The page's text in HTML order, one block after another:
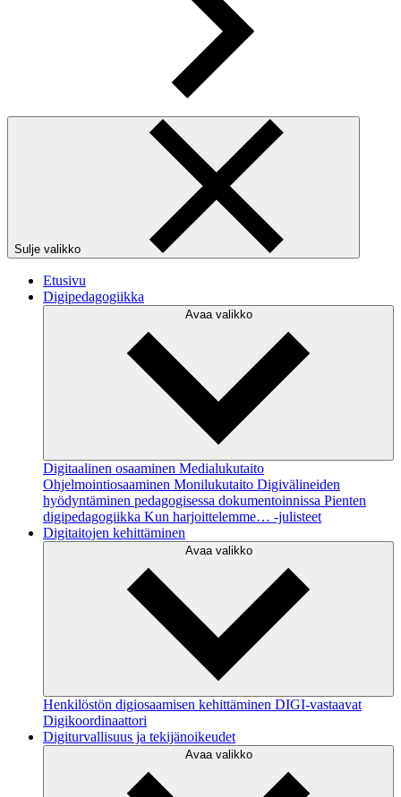
Sulje valikko
Etusivu
Digipedagogiikka
Avaa valikko
Digitaalinen osaaminen Medialukutaito
Ohjelmointiosaaminen Monilukutaito Digivälineiden
hyödyntäminen pedagogisessa dokumentoinnissa Pienten
digipedagogiikka Kun harjoittelemme… -julisteet
Digitaitojen kehittäminen
Avaa valikko
Henkilöstön digiosaamisen kehittäminen DIGI-vastaavat
Digikoordinaattori
Digiturvallisuus ja tekijänoikeudet
Avaa valikko